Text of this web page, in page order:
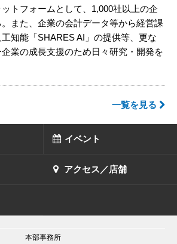
トフォームとして、1,000社以上の企
また、企業の会計データ等から経営課
知能「SHARES AI」の提供等、更な
業の成長支援のため日々研究・開発を
一覧を見る
イベント
アクセス／店舗
本部事務所